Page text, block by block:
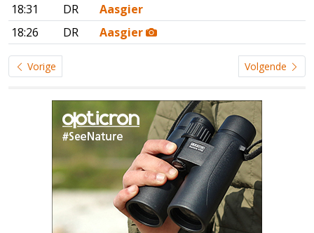
18:31
DR
Aasgier
18:26
DR Aasgier
Vorige Volgende